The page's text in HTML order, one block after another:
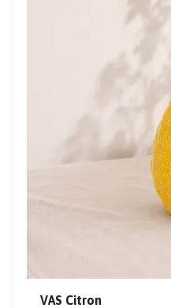
VAS Citron